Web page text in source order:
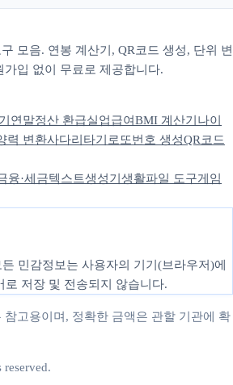
모음. 연봉 계산기, QR코드 생성, 단위 변
입 없이 무료로 제공합니다.
연말정산 환급실업급여BMI 계산기 나이
력 변환사다리타기 로또번호 생성QR코드
융·세금텍스트생성기 생활파일 도구게임
민감정보는 사용자의 기기(브라우저)에
로 저장 및 전송되지 않습니다.
참고용이며, 정확한 금액은 관할 기관에 확